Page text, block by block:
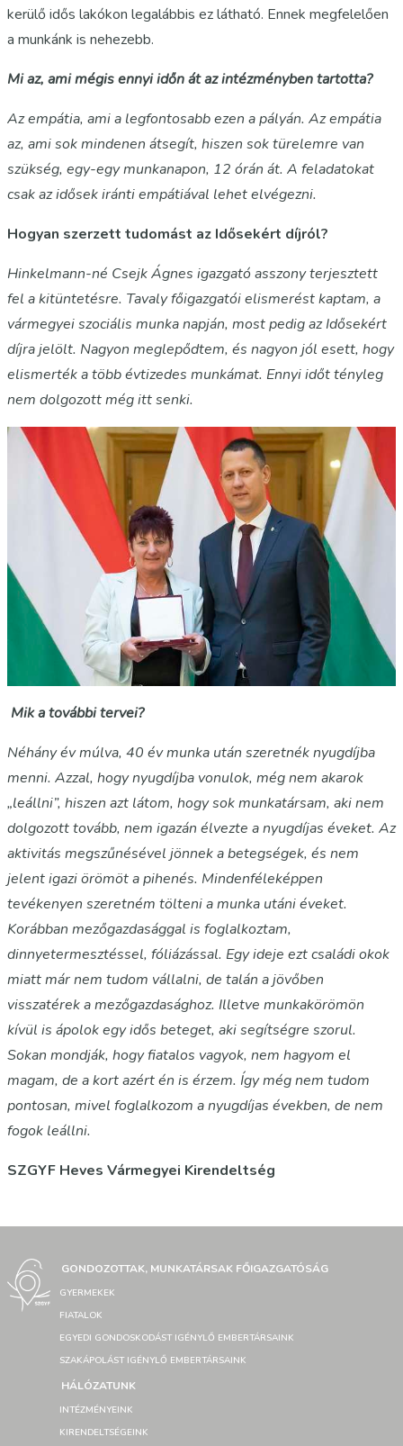
kerülő idős lakókon legalábbis ez látható. Ennek megfelelően
a munkánk is nehezebb.
Mi az, ami mégis ennyi időn át az intézményben tartotta?
Az empátia, ami a legfontosabb ezen a pályán. Az empátia
az, ami sok mindenen átsegít, hiszen sok türelemre van
szükség, egy-egy munkanapon, 12 órán át. A feladatokat
csak az idősek iránti empátiával lehet elvégezni.
Hogyan szerzett tudomást az Idősekért díjról?
Hinkelmann-né Csejk Ágnes igazgató asszony terjesztett
fel a kitüntetésre. Tavaly főigazgatói elismerést kaptam, a
vármegyei szociális munka napján, most pedig az Idősekért
díjra jelölt. Nagyon meglepődtem, és nagyon jól esett, hogy
elismerték a több évtizedes munkámat. Ennyi időt tényleg
nem dolgozott még itt senki.
Mik a további tervei?
Néhány év múlva, 40 év munka után szeretnék nyugdíjba
menni. Azzal, hogy nyugdíjba vonulok, még nem akarok
„leállni”, hiszen azt látom, hogy sok munkatársam, aki nem
dolgozott tovább, nem igazán élvezte a nyugdíjas éveket. Az
aktivitás megszűnésével jönnek a betegségek, és nem
jelent igazi örömöt a pihenés. Mindenféleképpen
tevékenyen szeretném tölteni a munka utáni éveket.
Korábban mezőgazdasággal is foglalkoztam,
dinnyetermesztéssel, fóliázással. Egy ideje ezt családi okok
miatt már nem tudom vállalni, de talán a jövőben
visszatérek a mezőgazdasághoz. Illetve munkakörömön
kívül is ápolok egy idős beteget, aki segítségre szorul.
Sokan mondják, hogy fiatalos vagyok, nem hagyom el
magam, de a kort azért én is érzem. Így még nem tudom
pontosan, mivel foglalkozom a nyugdíjas években, de nem
fogok leállni.
SZGYF Heves Vármegyei Kirendeltség
GONDOZOTTAK, MUNKATÁRSAK FŐIGAZGATÓSÁG
GYERMEKEK
FIATALOK
EGYEDI GONDOSKODÁST IGÉNYLŐ EMBERTÁRSAINK
SZAKÁPOLÁST IGÉNYLŐ EMBERTÁRSAINK
HÁLÓZATUNK
INTÉZMÉNYEINK
KIRENDELTSÉGEINK